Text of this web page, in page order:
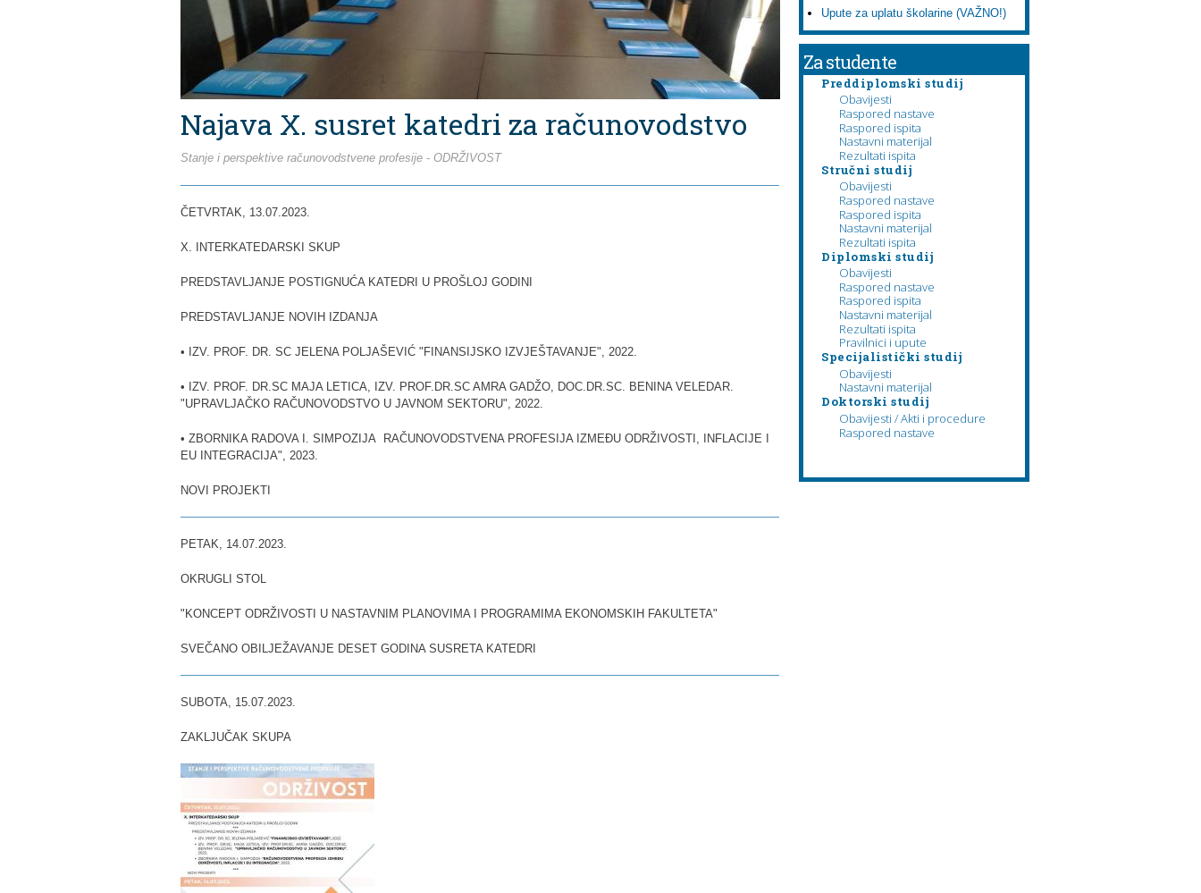
Najava X. susret katedri za računovodstvo
Stanje i perspektive računovodstvene profesije - ODRŽIVOST
ČETVRTAK, 13.07.2023.
X. INTERKATEDARSKI SKUP
PREDSTAVLJANJE POSTIGNUĆA KATEDRI U PROŠLOJ GODINI
PREDSTAVLJANJE NOVIH IZDANJA
• IZV. PROF. DR. SC JELENA POLJAŠEVIĆ "FINANSIJSKO IZVJEŠTAVANJE", 2022.
• IZV. PROF. DR.SC MAJA LETICA, IZV. PROF.DR.SC AMRA GADŽO, DOC.DR.SC. BENINA VELEDAR.
"UPRAVLJAČKO RAČUNOVODSTVO U JAVNOM SEKTORU", 2022.
• ZBORNIKA RADOVA I. SIMPOZIJA RAČUNOVODSTVENA PROFESIJA IZMEĐU ODRŽIVOSTI, INFLACIJE I
EU INTEGRACIJA", 2023.
NOVI PROJEKTI
PETAK, 14.07.2023.
OKRUGLI STOL
"KONCEPT ODRŽIVOSTI U NASTAVNIM PLANOVIMA I PROGRAMIMA EKONOMSKIH FAKULTETA"
SVEČANO OBILJEŽAVANJE DESET GODINA SUSRETA KATEDRI
SUBOTA, 15.07.2023.
ZAKLJUČAK SKUPA
Upute za uplatu školarine (VAŽNO!)
Za studente
Preddiplomski studij
Obavijesti
Raspored nastave
Raspored ispita
Nastavni materijal
Rezultati ispita
Stručni studij
Obavijesti
Raspored nastave
Raspored ispita
Nastavni materijal
Rezultati ispita
Diplomski studij
Obavijesti
Raspored nastave
Raspored ispita
Nastavni materijal
Rezultati ispita
Pravilnici i upute
Specijalistički studij
Obavijesti
Nastavni materijal
Doktorski studij
Obavijesti / Akti i procedure
Raspored nastave